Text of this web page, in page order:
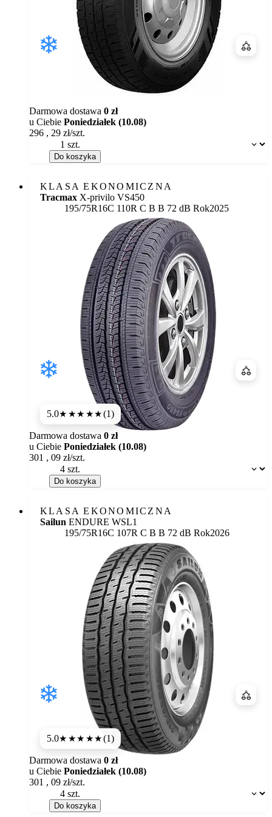
Dostępność:
Darmowa dostawa 0 zł
u Ciebie Poniedziałek (10.08)
296 , 29 zł/szt.
Do koszyka
KLASA EKONOMICZNA
Tracmax X-privilo VS450
195/75R16C 110R Etykieta:
C B B 72 dB Rok2025
5.0★★★★★(1)
Dostępność:
Darmowa dostawa 0 zł
u Ciebie Poniedziałek (10.08)
301 , 09 zł/szt.
Do koszyka
KLASA EKONOMICZNA
Sailun ENDURE WSL1
195/75R16C 107R Etykieta:
C B B 72 dB Rok2026
5.0★★★★★(1)
Dostępność:
Darmowa dostawa 0 zł
u Ciebie Poniedziałek (10.08)
301 , 09 zł/szt.
Do koszyka